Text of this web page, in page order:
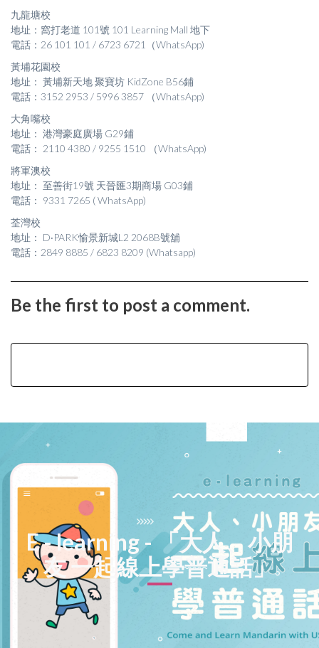
九龍塘校
地址：窩打老道 101號 101 Learning Mall 地下
電話：26 101 101 / 6723 6721（WhatsApp)
黃埔花園校
地址： 黃埔新天地 聚寶坊 KidZone B56鋪
電話：3152 2953 / 5996 3857 （WhatsApp)
大角嘴校
地址： 港灣豪庭廣場 G29鋪
電話： 2110 4380 / 9255 1510 （WhatsApp)
將軍澳校
地址： 至善街19號 天晉匯3期商場 G03鋪
電話： 9331 7265 ( WhatsApp)
荃灣校
地址： D‧PARK愉景新城L2 2068B號舖
電話：2849 8885 / 6823 8209 (Whatsapp)
Be the first to post a comment.
E - learning - 「大人、小朋
友 一起線上學普通話」